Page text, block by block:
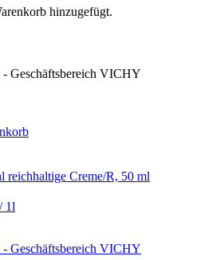
hinzugefügt.
Geschäftsbereich VICHY
Creme/R, 50 ml
1l
Geschäftsbereich VICHY